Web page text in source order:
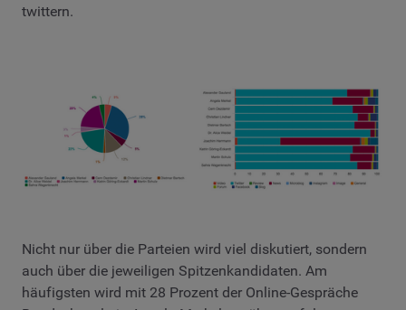
twittern.
Nicht nur über die Parteien wird viel diskutiert, sondern
auch über die jeweiligen Spitzenkandidaten. Am
häufigsten wird mit 28 Prozent der Online-Gespräche